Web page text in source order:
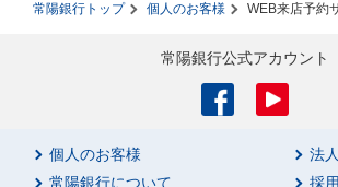
常陽銀行トップ 個人のお客様 WEB来店予約
個人のお客様
法
常陽銀行について
採
常陽銀行公式アカウント